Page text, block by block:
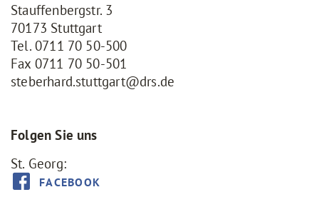
Stauffenbergstr. 3
70173 Stuttgart
Tel. 0711 70 50-500
Fax 0711 70 50-501
steberhard.stuttgart@drs.de
Folgen Sie uns
St. Georg:
FACEBOOK